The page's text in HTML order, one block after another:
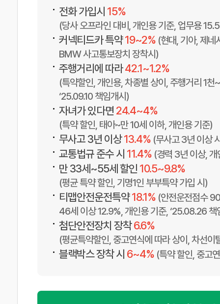
• 전화 가입시 15%
(당사 오프라인 대비, 개인용 기준, 업무용
• 커넥티드카 특약19~2% (현대, 기아, 제네
BMW 사고통보장치 장착시)
• 주행거리에 따라42.1~1.2%
(특약할인, 개인용, 차종별 상이, 주행거리 1
‘25.09.10 책임개시)
• 자녀가 있다면 24.4~4%
(특약 할인, 태아~만 10세 이하, 개인용 기준)
• 무사고 3년 이상13.4% (무사고 3년 이상
• 교통법규 준수 시 11.4% (경력 3년 이상,
• 만 33세~55세 할인 10.5~9.8%
(평균 특약 할인, 기명1인 부부특약 가입 시)
• 티맵안전운전특약18.1% (안전운전점수
46세 이상 12.9%, 개인용 기준, ‘25.08.26 책
• 첨단안전장치 장착6.6%
(평균특약할인, 중고연식에 따라 상이, 차선
• 블랙박스 장착 시 6~4% (특약 할인, 중고